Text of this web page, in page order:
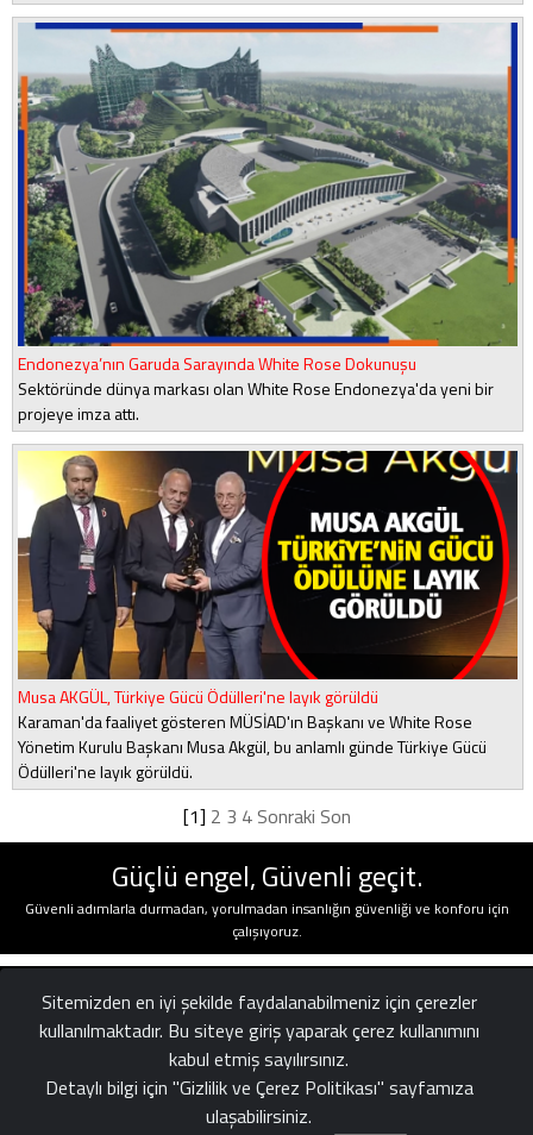
Endonezya’nın Garuda Sarayında White Rose Dokunuşu
Sektöründe dünya markası olan White Rose Endonezya'da yeni bir
projeye imza attı.
Musa AKGÜL, Türkiye Gücü Ödülleri'ne layık görüldü
Karaman'da faaliyet gösteren MÜSİAD'ın Başkanı ve White Rose
Yönetim Kurulu Başkanı Musa Akgül, bu anlamlı günde Türkiye Gücü
Ödülleri'ne layık görüldü.
[1] 2 3 4 Sonraki Son
Güçlü engel, Güvenli geçit.
Güvenli adımlarla durmadan, yorulmadan insanlığın güvenliği ve konforu için
çalışıyoruz.
Gizlilik|Yasal|Bize Ulaşın
Sitemizden en iyi şekilde faydalanabilmeniz için çerezler
kullanılmaktadır. Bu siteye giriş yaparak çerez kullanımını
kabul etmiş sayılırsınız.
Detaylı bilgi için "Gizlilik ve Çerez Politikası" sayfamıza
ulaşabilirsiniz.